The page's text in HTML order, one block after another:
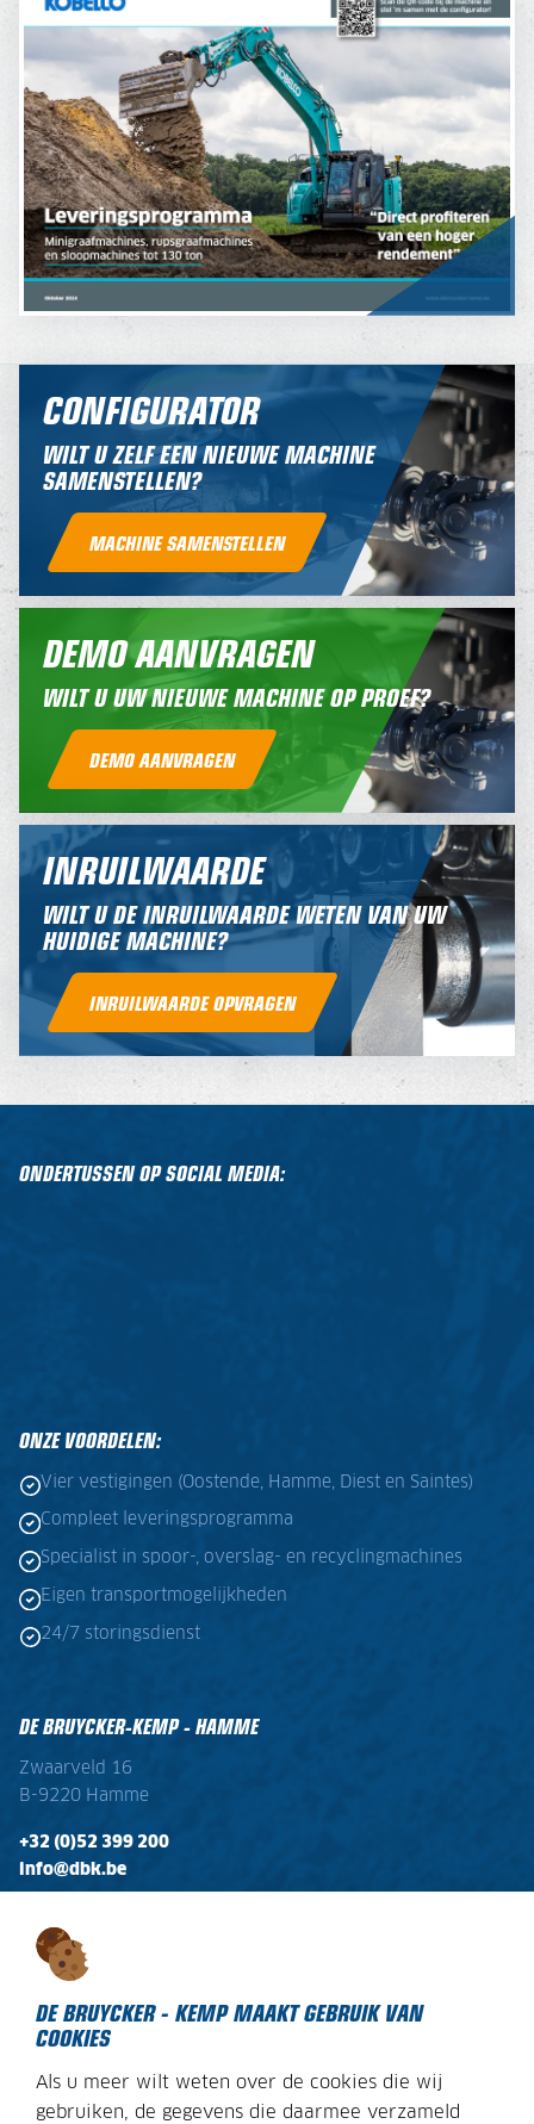
DE BRUYCKER - KEMP MAAKT GEBRUIK VAN
COOKIES
Als u meer wilt weten over de cookies die wij
gebruiken, de gegevens die daarmee verzameld
CONFIGURATOR
WILT U ZELF EEN NIEUWE MACHINE
SAMENSTELLEN?
MACHINE SAMENSTELLEN
DEMO AANVRAGEN
WILT U UW NIEUWE MACHINE OP PROEF?
DEMO AANVRAGEN
INRUILWAARDE
WILT U DE INRUILWAARDE WETEN VAN UW
HUIDIGE MACHINE?
INRUILWAARDE OPVRAGEN
ONDERTUSSEN OP SOCIAL MEDIA:
ONZE VOORDELEN:
Vier vestigingen (Oostende, Hamme, Diest en Saintes)
Compleet leveringsprogramma
Specialist in spoor-, overslag- en recyclingmachines
Eigen transportmogelijkheden
24/7 storingsdienst
DE BRUYCKER-KEMP - HAMME
Zwaarveld 16
B-9220 Hamme
+32 (0)52 399 200
info@dbk.be
Ma - Vr:
COOKIEBELEID